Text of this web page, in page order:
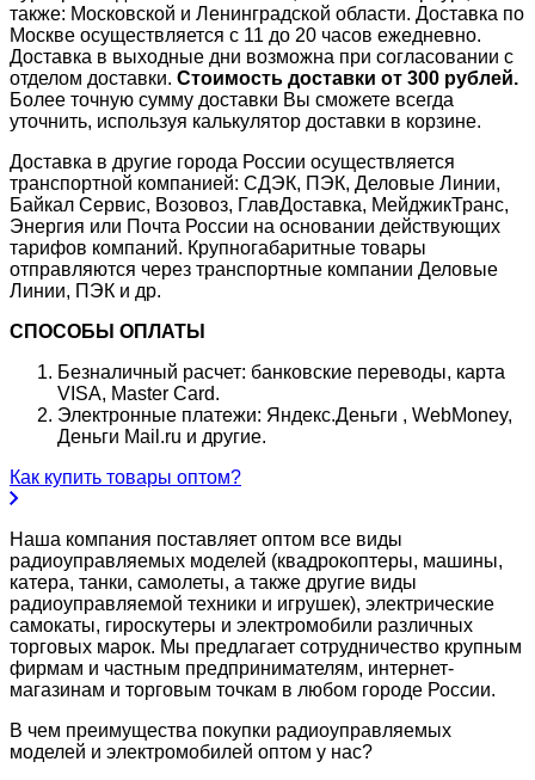
также: Московской и Ленинградской области. Доставка по
Москве осуществляется с 11 до 20 часов ежедневно.
Доставка в выходные дни возможна при согласовании с
отделом доставки. Стоимость доставки от 300 рублей.
Более точную сумму доставки Вы сможете всегда
уточнить, используя калькулятор доставки в корзине.
Доставка в другие города России осуществляется
транспортной компанией: СДЭК, ПЭК, Деловые Линии,
Байкал Сервис, Возовоз, ГлавДоставка, МейджикТранс,
Энергия или Почта России на основании действующих
тарифов компаний. Крупногабаритные товары
отправляются через транспортные компании Деловые
Линии, ПЭК и др.
СПОСОБЫ ОПЛАТЫ
Безналичный расчет: банковские переводы, карта
VISA, Master Card.
Электронные платежи: Яндекс.Деньги , WebMoney,
Деньги Mail.ru и другие.
Как купить товары оптом?
Наша компания поставляет оптом все виды
радиоуправляемых моделей (квадрокоптеры, машины,
катера, танки, самолеты, а также другие виды
радиоуправляемой техники и игрушек), электрические
самокаты, гироскутеры и электромобили различных
торговых марок. Мы предлагает сотрудничество крупным
фирмам и частным предпринимателям, интернет-
магазинам и торговым точкам в любом городе России.
В чем преимущества покупки радиоуправляемых
моделей и электромобилей оптом у нас?